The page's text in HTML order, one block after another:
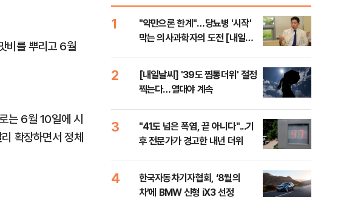
비를 뿌리고 6월
는 6월 10일에 시
확장하면서 정체
1
"약만으론 한계"…당뇨병 '시작'
막는 의사과학자의 도전 [내일의
2
[내일날씨] '39도 찜통더위' 절정
찍는다…열대야 계속
3
"41도 넘은 폭염, 끝 아니다"...기
후 전문가가 경고한 내년 더위
4
한국자동차기자협회, ‘8월의
차’에 BMW 신형 iX3 선정